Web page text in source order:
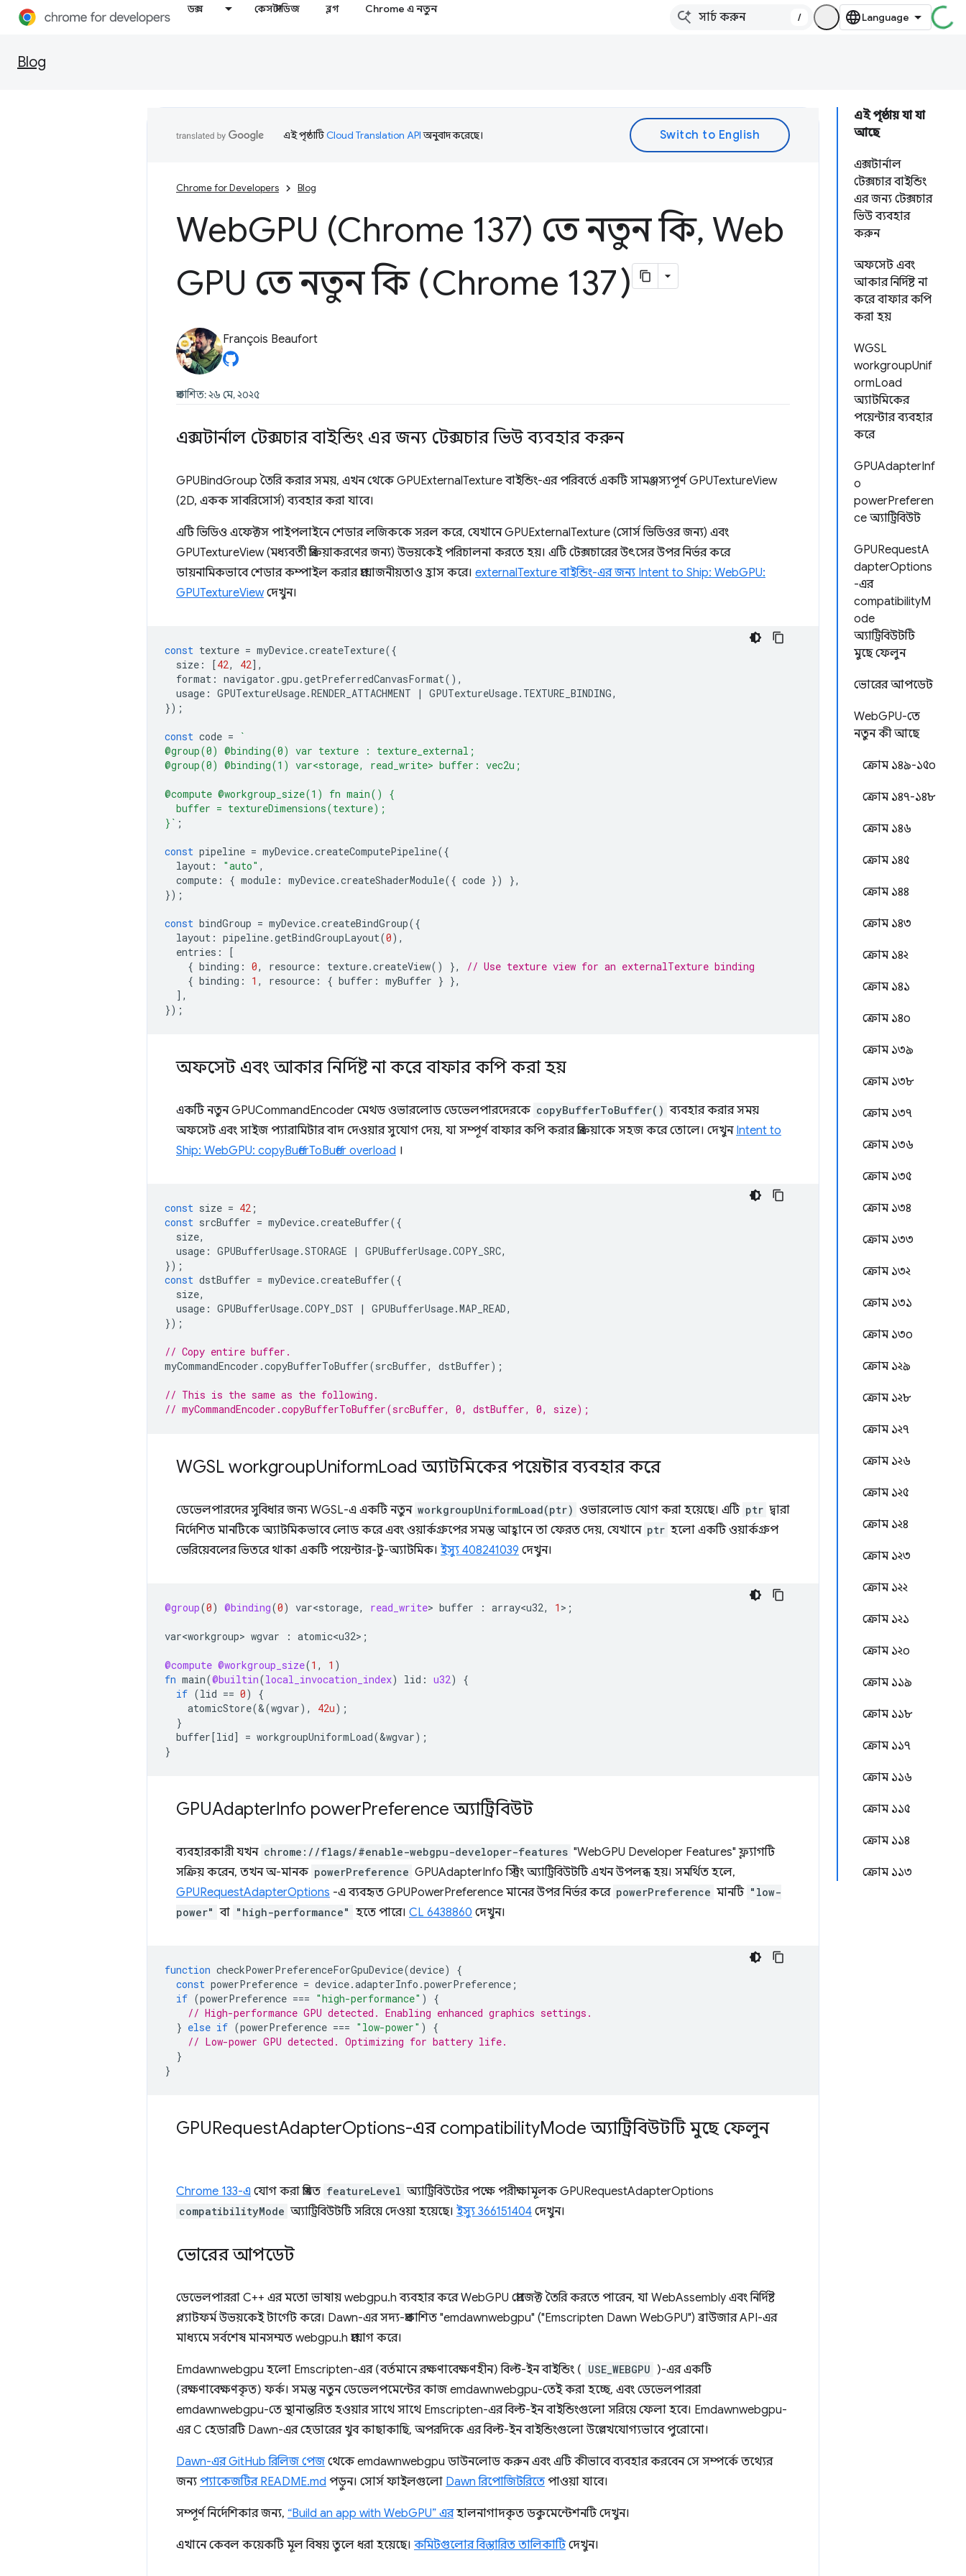
ডক্স কেস স্টাডিজ ব্লগ Chrome এ নতুন
/
Blog
এই পৃষ্ঠায় যা যা
আছে
এক্সটার্নাল
টেক্সচার বাইন্ডিং
এর জন্য টেক্সচার
ভিউ ব্যবহার
করুন
অফসেট এবং
আকার নির্দিষ্ট না
করে বাফার কপি
করা হয়
WGSL
workgroupUnif
ormLoad
অ্যাটমিকের
পয়েন্টার ব্যবহার
করে
GPUAdapterInf
o
powerPreferen
ce অ্যাট্রিবিউট
GPURequestA
dapterOptions
-এর
compatibilityM
ode
অ্যাট্রিবিউটটি
মুছে ফেলুন
ভোরের আপডেট
WebGPU-তে
নতুন কী আছে
ক্রোম ১৪৯-১৫০
ক্রোম ১৪৭-১৪৮
ক্রোম ১৪৬
ক্রোম ১৪৫
ক্রোম ১৪৪
ক্রোম ১৪৩
ক্রোম ১৪২
ক্রোম ১৪১
ক্রোম ১৪০
ক্রোম ১৩৯
ক্রোম ১৩৮
ক্রোম ১৩৭
ক্রোম ১৩৬
ক্রোম ১৩৫
ক্রোম ১৩৪
ক্রোম ১৩৩
ক্রোম ১৩২
ক্রোম ১৩১
ক্রোম ১৩০
ক্রোম ১২৯
ক্রোম ১২৮
ক্রোম ১২৭
ক্রোম ১২৬
ক্রোম ১২৫
ক্রোম ১২৪
ক্রোম ১২৩
ক্রোম ১২২
ক্রোম ১২১
ক্রোম ১২০
ক্রোম ১১৯
ক্রোম ১১৮
ক্রোম ১১৭
ক্রোম ১১৬
ক্রোম ১১৫
ক্রোম ১১৪
ক্রোম ১১৩
এই পৃষ্ঠাটিCloud Translation APIঅনুবাদ করেছে।
Chrome for Developers Blog
WebGPU (Chrome 137) তে নতুন কি, Web
GPU তে নতুন কি (Chrome 137)
François Beaufort
প্রকাশিত: ২৬ মে, ২০২৫
এক্সটার্নাল টেক্সচার বাইন্ডিং এর জন্য টেক্সচার ভিউ ব্যবহার করুন
GPUBindGroup তৈরি করার সময়, এখন থেকে GPUExternalTexture বাইন্ডিং-এর পরিবর্তে একটি সামঞ্জস্যপূর্ণ GPUTextureView
(2D, একক সাবরিসোর্স) ব্যবহার করা যাবে।
এটি ভিডিও এফেক্টস পাইপলাইনে শেডার লজিককে সরল করে, যেখানে GPUExternalTexture (সোর্স ভিডিওর জন্য) এবং
GPUTextureView (মধ্যবর্তী প্রক্রিয়াকরণের জন্য) উভয়কেই পরিচালনা করতে হয়। এটি টেক্সচারের উৎসের উপর নির্ভর করে
ডায়নামিকভাবে শেডার কম্পাইল করার প্রয়োজনীয়তাও হ্রাস করে। externalTexture বাইন্ডিং-এর জন্য Intent to Ship: WebGPU:
GPUTextureViewদেখুন।
const texture = myDevice.createTexture({
size : [42, 42],
format : navigator .gpu .getPreferredCanvasFormat(),
usage : GPUTextureUsage.RENDER_ATTACHMENT | GPUTextureUsage. TEXTURE_BINDING,
});
const code =
`
@group(0) @binding(0) var texture : texture_external;
@group(0) @binding(1) var<storage, read_write> buffer: vec2u;
@compute @workgroup_size(1) fn main() {
  buffer = textureDimensions(texture);
}` ;
const pipeline = myDevice.createComputePipeline({
layout : "auto" ,
compute : { module : myDevice.createShaderModule({ code })
},
});
const bindGroup = myDevice.createBindGroup({
layout : pipeline.getBindGroupLayout(0),
entries :
[
{ binding : 0, resource : texture.createView() },
// Use texture view for an externalTexture binding
{ binding : 1 , resource : { buffer : myBuffer } },
],
});
অফসেট এবং আকার নির্দিষ্ট না করে বাফার কপি করা হয়
একটি নতুন GPUCommandEncoder মেথড ওভারলোড ডেভেলপারদেরকে copyBufferToBuffer() ব্যবহার করার সময়
অফসেট এবং সাইজ প্যারামিটার বাদ দেওয়ার সুযোগ দেয়, যা সম্পূর্ণ বাফার কপি করার প্রক্রিয়াকে সহজ করে তোলে। দেখুন Intent to
Ship: WebGPU: copyBufferToBuffer overload ।
const size = 42 ;
const srcBuffer = myDevice.createBuffer({
size,
usage : GPUBufferUsage.STORAGE | GPUBufferUsage.COPY_SRC,
});
const dstBuffer = myDevice.createBuffer({
size,
usage : GPUBufferUsage.COPY_DST | GPUBufferUsage.MAP_READ,
});
// Copy entire buffer.
myCommandEncoder .copyBufferToBuffer(srcBuffer, dstBuffer);
// This is the same as the following.
// myCommandEncoder.copyBufferToBuffer(srcBuffer, 0, dstBuffer, 0, size);
WGSL workgroupUniformLoad অ্যাটমিকের পয়েন্টার ব্যবহার করে
ডেভেলপারদের সুবিধার জন্য WGSL-এ একটি নতুন workgroupUniformLoad(ptr) ওভারলোড যোগ করা হয়েছে। এটি ptr দ্বারা
নির্দেশিত মানটিকে অ্যাটমিকভাবে লোড করে এবং ওয়ার্কগ্রুপের সমস্ত আহ্বানে তা ফেরত দেয়, যেখানে ptr হলো একটি ওয়ার্কগ্রুপ
ভেরিয়েবলের ভিতরে থাকা একটি পয়েন্টার-টু-অ্যাটমিক। ইস্যু 408241039 দেখুন।
@group(0) @binding(0) var<storage, read_write> buffer : array<u32, 1 > ;
var<workgroup> wgvar : atomic<u32> ;
@compute @workgroup_size(1 , 1 )
fn main(@builtin(local_invocation_index) lid : u32)
{
if (lid == 0)
{
atomicStore(&(wgvar), 42u);
}
buffer[lid] = workgroupUniformLoad(&wgvar);
}
GPUAdapterInfo powerPreference অ্যাট্রিবিউট
ব্যবহারকারী যখন chrome://flags/#enable-webgpu-developer-features "WebGPU Developer Features" ফ্ল্যাগটি
সক্রিয় করেন, তখন অ-মানক powerPreference GPUAdapterInfo স্ট্রিং অ্যাট্রিবিউটটি এখন উপলব্ধ হয়। সমর্থিত হলে,
GPURequestAdapterOptions -এ ব্যবহৃত GPUPowerPreference মানের উপর নির্ভর করে powerPreference মানটি "low-
power" বা "high-performance" হতে পারে। CL 6438860 দেখুন।
function checkPowerPreferenceForGpuDevice(device)
{
const powerPreference = device.adapterInfo .powerPreference ;
if (powerPreference === "high-performance" )
{
// High-performance GPU detected. Enabling enhanced graphics settings.
} else if (powerPreference === "low-power" )
{
// Low-power GPU detected. Optimizing for battery life.
}
}
GPURequestAdapterOptions-এর compatibilityMode অ্যাট্রিবিউটটি মুছে ফেলুন
Chrome 133-এ যোগ করা প্রমিত featureLevel অ্যাট্রিবিউটের পক্ষে পরীক্ষামূলক GPURequestAdapterOptions
compatibilityMode অ্যাট্রিবিউটটি সরিয়ে দেওয়া হয়েছে। ইস্যু 366151404 দেখুন।
ভোরের আপডেট
ডেভেলপাররা C++ এর মতো ভাষায় webgpu.h ব্যবহার করে WebGPU প্রোজেক্ট তৈরি করতে পারেন, যা WebAssembly এবং নির্দিষ্ট
প্ল্যাটফর্ম উভয়কেই টার্গেট করে। Dawn-এর সদ্য-প্রকাশিত "emdawnwebgpu" ("Emscripten Dawn WebGPU") ব্রাউজার API-এর
মাধ্যমে সর্বশেষ মানসম্মত webgpu.h প্রয়োগ করে।
Emdawnwebgpu হলো Emscripten-এর (বর্তমানে রক্ষণাবেক্ষণহীন) বিল্ট-ইন বাইন্ডিং ( USE_WEBGPU )-এর একটি
(রক্ষণাবেক্ষণকৃত) ফর্ক। সমস্ত নতুন ডেভেলপমেন্টের কাজ emdawnwebgpu-তেই করা হচ্ছে, এবং ডেভেলপাররা
emdawnwebgpu-তে স্থানান্তরিত হওয়ার সাথে সাথে Emscripten-এর বিল্ট-ইন বাইন্ডিংগুলো সরিয়ে ফেলা হবে। Emdawnwebgpu-
এর C হেডারটি Dawn-এর হেডারের খুব কাছাকাছি, অপরদিকে এর বিল্ট-ইন বাইন্ডিংগুলো উল্লেখযোগ্যভাবে পুরোনো।
Dawn-এর GitHub রিলিজ পেজ থেকে emdawnwebgpu ডাউনলোড করুন এবং এটি কীভাবে ব্যবহার করবেন সে সম্পর্কে তথ্যের
জন্য প্যাকেজটির README.md পড়ুন। সোর্স ফাইলগুলো Dawn রিপোজিটরিতে পাওয়া যাবে।
সম্পূর্ণ নির্দেশিকার জন্য, “Build an app with WebGPU” এরহালনাগাদকৃত ডকুমেন্টেশনটি দেখুন।
এখানে কেবল কয়েকটি মূল বিষয় তুলে ধরা হয়েছে। কমিটগুলোর বিস্তারিত তালিকাটিদেখুন।